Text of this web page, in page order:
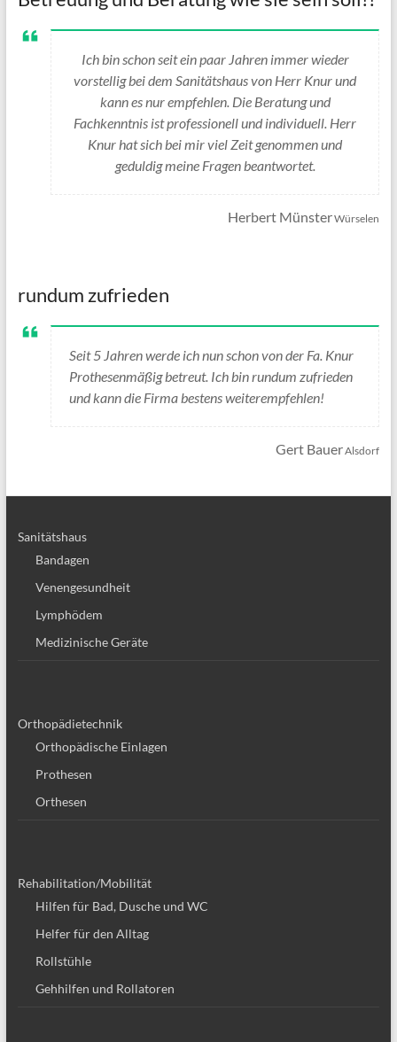
Ich bin schon seit ein paar Jahren immer wieder
vorstellig bei dem Sanitätshaus von Herr Knur und
kann es nur empfehlen. Die Beratung und
Fachkenntnis ist professionell und individuell. Herr
Knur hat sich bei mir viel Zeit genommen und
geduldig meine Fragen beantwortet.
Herbert MünsterWürselen
rundum zufrieden
Seit 5 Jahren werde ich nun schon von der Fa. Knur
Prothesenmäßig betreut. Ich bin rundum zufrieden
und kann die Firma bestens weiterempfehlen!
Gert BauerAlsdorf
Sanitätshaus
Bandagen
Venengesundheit
Lymphödem
Medizinische Geräte
Orthopädietechnik
Orthopädische Einlagen
Prothesen
Orthesen
Rehabilitation/Mobilität
Hilfen für Bad, Dusche und WC
Helfer für den Alltag
Rollstühle
Gehhilfen und Rollatoren